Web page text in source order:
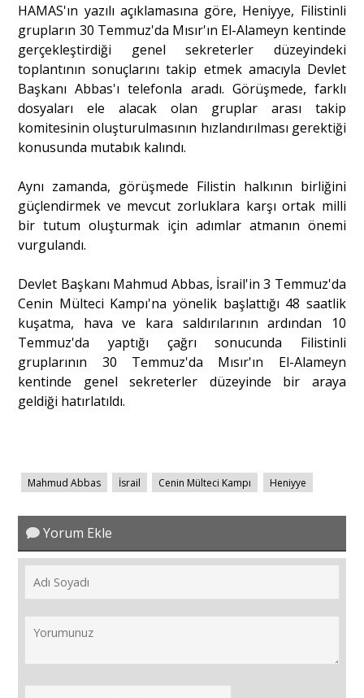
Portre
Yazarlar
Eğitim
Dosya Haber
Ankara Analiz
Sağlık
HAMAS'ın yazılı açıklamasına göre, Heniyye, Filistinli
grupların 30 Temmuz'da Mısır'ın El-Alameyn kentinde
gerçekleştirdiği genel sekreterler düzeyindeki
toplantının sonuçlarını takip etmek amacıyla Devlet
Başkanı Abbas'ı telefonla aradı. Görüşmede, farklı
dosyaları ele alacak olan gruplar arası takip
komitesinin oluşturulmasının hızlandırılması gerektiği
konusunda mutabık kalındı.
Aynı zamanda, görüşmede Filistin halkının birliğini
güçlendirmek ve mevcut zorluklara karşı ortak milli
bir tutum oluşturmak için adımlar atmanın önemi
vurgulandı.
Devlet Başkanı Mahmud Abbas, İsrail'in 3 Temmuz'da
Cenin Mülteci Kampı'na yönelik başlattığı 48 saatlik
kuşatma, hava ve kara saldırılarının ardından 10
Temmuz'da yaptığı çağrı sonucunda Filistinli
gruplarının 30 Temmuz'da Mısır'ın El-Alameyn
kentinde genel sekreterler düzeyinde bir araya
geldiği hatırlatıldı.
Mahmud Abbas İsrail Cenin Mülteci Kampı Heniyye
Yorum Ekle